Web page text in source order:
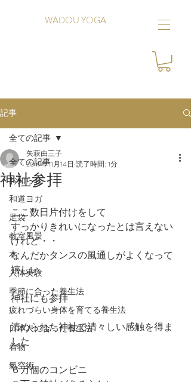
WADOU YOGA
記事
全ての記事
お知らせ
和道ヨガ
足袋
教室風景
本
人体実験
季節に合った養生法
疲れづらい身体を育てる養生法
日本人に合った養生法
着物
氣空術
全ての記事
神社参拝
矢萩由三子
2019年11月14日 読了時間: 1分
ここ数日片付けをして
すっかりきれいになったとは言えない
けれど・・
なんだかタンスの風通しがよくなって
嬉しい
神社にも参拝
清められた神社で清々しい感触を得ま
した
６万個のコンビニ